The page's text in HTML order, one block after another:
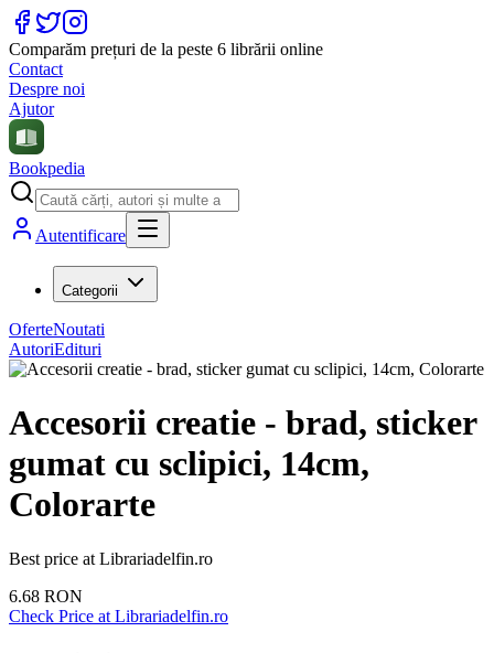
Comparăm prețuri de la peste 6 librării online
Contact
Despre noi
Ajutor
Bookpedia
Autentificare
Categorii
OferteNoutati
AutoriEdituri
Accesorii creatie - brad, sticker
gumat cu sclipici, 14cm,
Colorarte
Best price at Librariadelfin.ro
6.68 RON
Check Price at Librariadelfin.ro